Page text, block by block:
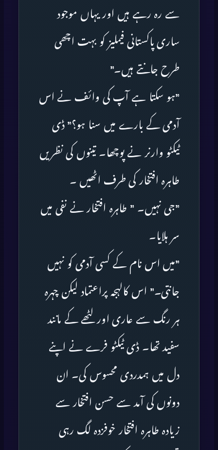
سے رہ رہے ہیں اور یہاں موجود
ساری پاکستانی فیملیز کو بہت اچھی
طرح جانتے ہیں۔”
”ہو سکتا ہے آپ کی وائف نے اس
آدمی کے بارے میں سنا ہو؟” ڈی
ٹیکٹو وارنر نے پوچھا۔ تینوں کی نظریں
طاہرہ افتخار کی طرف اٹھیں ۔
”جی نہیں۔ ” طاہرہ افتخار نے نفی میں
سر ہلایا۔
”میں اس نام کے کسی آدمی کو نہیں
جانتی۔” اس کالہجہ پراعتماد لیکن چہرہ
ہر رنگ سے عاری اور لٹھے کے مانند
سفید تھا۔ ڈی ٹیکٹو فرے نے اپنے
دل میں ہمدردی محسوس کی۔ ان
دونوں کی آمد سے حسن افتخار سے
زیادہ طاہرہ افتخار خوفزدہ لگ رہی